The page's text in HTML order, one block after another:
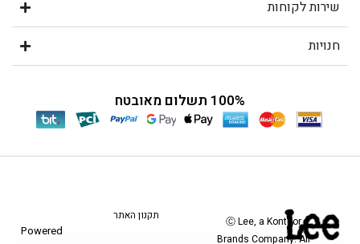
שירות לקוחות
חנויות
100% תשלום מאובטח
Ⓒ Lee, a Kontoor
Brands Company. All
תקנון האתר
Powered